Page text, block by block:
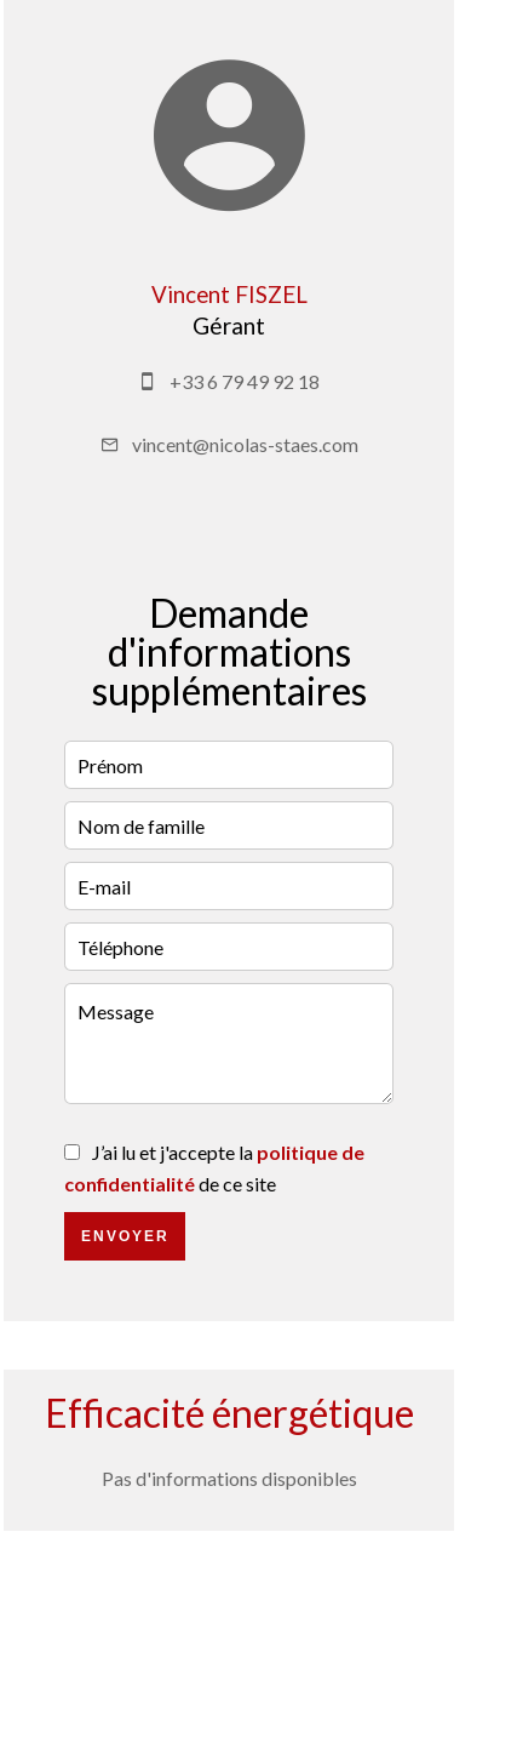
Vincent FISZEL
Gérant
+33 6 79 49 92 18
vincent@nicolas-staes.com
Demande
d'informations
supplémentaires
J’ai lu et j'accepte la politique de
confidentialitéde ce site
ENVOYER
Efficacité énergétique
Pas d'informations disponibles